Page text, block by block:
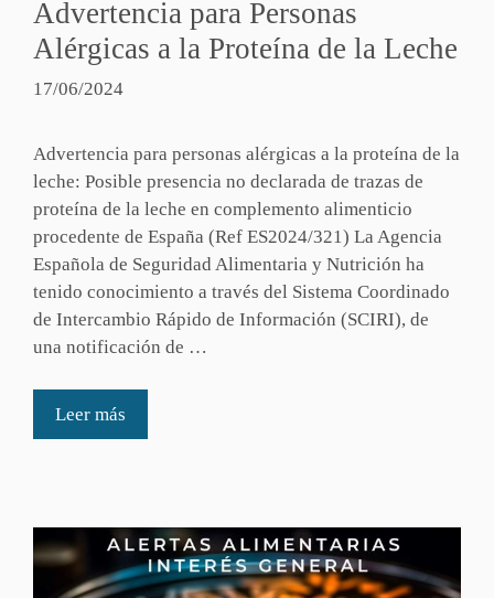
Advertencia para Personas
Alérgicas a la Proteína de la Leche
17/06/2024
Advertencia para personas alérgicas a la proteína de la
leche: Posible presencia no declarada de trazas de
proteína de la leche en complemento alimenticio
procedente de España (Ref ES2024/321) La Agencia
Española de Seguridad Alimentaria y Nutrición ha
tenido conocimiento a través del Sistema Coordinado
de Intercambio Rápido de Información (SCIRI), de
una notificación de …
Leer más